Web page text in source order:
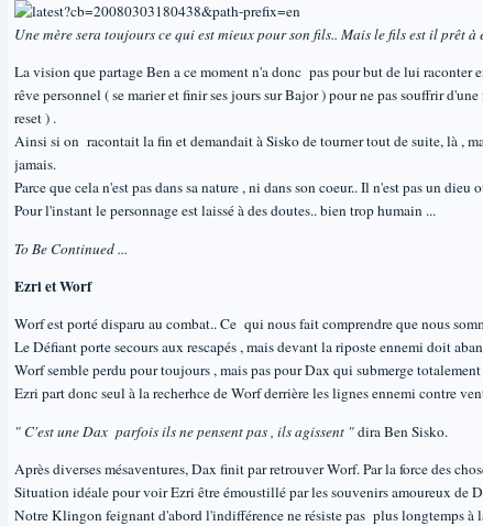
Une mère sera toujours ce qui est mieux pour son fils.. Mais le fils est il prêt
La vision que partage Ben a ce moment n'a donc pas pour but de lui
rêve personnel ( se marier et finir ses jours sur Bajor ) pour ne pas souffrir
reset ) .
Ainsi si on racontait la fin et demandait à Sisko de tourner tout de suite, là ,
jamais.
Parce que cela n'est pas dans sa nature , ni dans son coeur.. Il n'est pas un
Pour l'instant le personnage est laissé à des doutes.. bien trop humain ...
To Be Continued ...
Ezri et Worf
Worf est porté disparu au combat.. Ce qui nous fait comprendre que nous
Le Défiant porte secours aux rescapés , mais devant la riposte ennemi doit
Worf semble perdu pour toujours , mais pas pour Dax qui submerge
Ezri part donc seul à la recherhce de Worf derrière les lignes ennemi contre
" C'est une Dax parfois ils ne pensent pas , ils agissent "dira Ben Sisko.
Après diverses mésaventures, Dax finit par retrouver Worf. Par la force des
Situation idéale pour voir Ezri être émoustillé par les souvenirs amoureux de
Notre Klingon feignant d'abord l'indifférence ne résiste pas plus longtemps à